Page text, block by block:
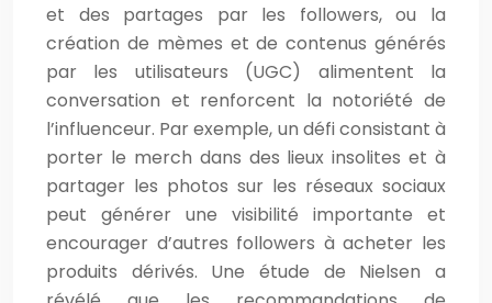
et des partages par les followers, ou la
création de mèmes et de contenus générés
par les utilisateurs (UGC) alimentent la
conversation et renforcent la notoriété de
l’influenceur. Par exemple, un défi consistant à
porter le merch dans des lieux insolites et à
partager les photos sur les réseaux sociaux
peut générer une visibilité importante et
encourager d’autres followers à acheter les
produits dérivés. Une étude de Nielsen a